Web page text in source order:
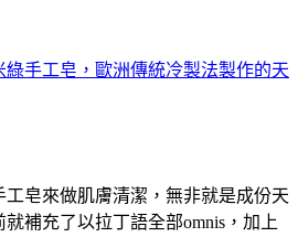
綠手工皂，歐洲傳統冷製法製作的天
皂來做肌膚清潔，無非就是成份天
補充了以拉丁語全部omnis，加上